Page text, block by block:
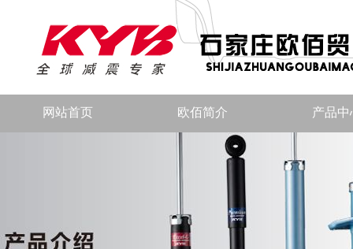
网站首页 欧佰简介 产品中